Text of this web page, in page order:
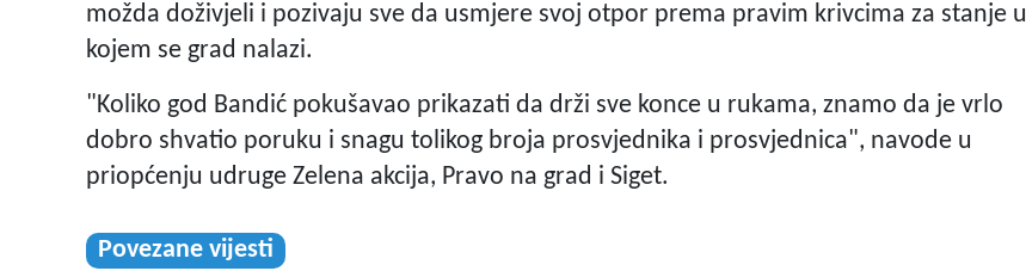
možda doživjeli i pozivaju sve da usmjere svoj otpor prema pravim krivcima za stanje u
kojem se grad nalazi.
"Koliko god Bandić pokušavao prikazati da drži sve konce u rukama, znamo da je vrlo
dobro shvatio poruku i snagu tolikog broja prosvjednika i prosvjednica", navode u
priopćenju udruge Zelena akcija, Pravo na grad i Siget.
Povezane vijesti